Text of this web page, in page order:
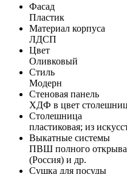
Фасад
Пластик
Материал корпуса
ЛДСП
Цвет
Оливковый
Стиль
Модерн
Стеновая панель
ХДФ в цвет
Столешница
пластиковая; из
Выкатные системы
ПВШ полного
(Россия) и др.
Сушка для посуды